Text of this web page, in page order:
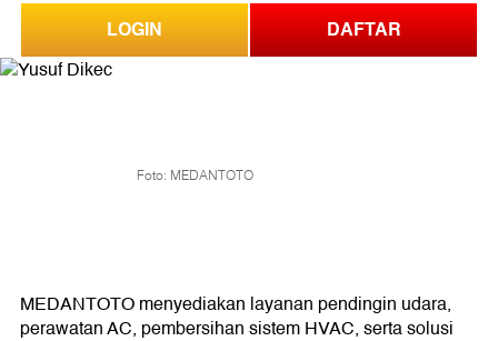
LOGIN DAFTAR
Foto: MEDANTOTO
MEDANTOTO menyediakan layanan pendingin udara,
perawatan AC, pembersihan sistem HVAC, serta solusi